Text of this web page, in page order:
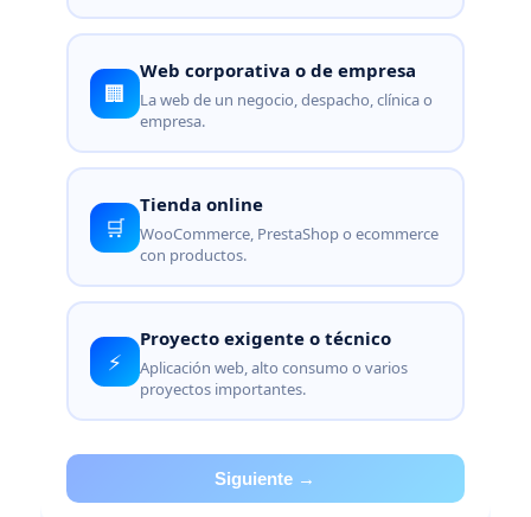
🏢
Web corporativa o de empresa
La web de un negocio, despacho, clínica o
empresa.
🛒
Tienda online
WooCommerce, PrestaShop o ecommerce
con productos.
⚡
Proyecto exigente o técnico
Aplicación web, alto consumo o varios
proyectos importantes.
Siguiente →